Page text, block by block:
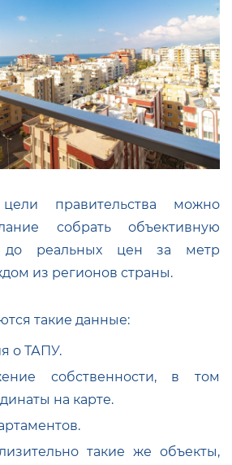
правительства можно
собрать объективную
до реальных цен за метр
из регионов страны.
такие данные:
о ТАПУ.
собственности, в том
на карте.
такие же объекты,